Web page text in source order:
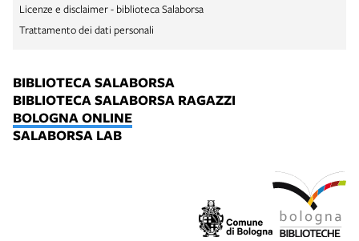
Licenze e disclaimer - biblioteca Salaborsa
Trattamento dei dati personali
BIBLIOTECA SALABORSA
BIBLIOTECA SALABORSA RAGAZZI
BOLOGNA ONLINE
SALABORSA LAB